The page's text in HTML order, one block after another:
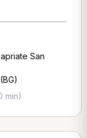
San
min)